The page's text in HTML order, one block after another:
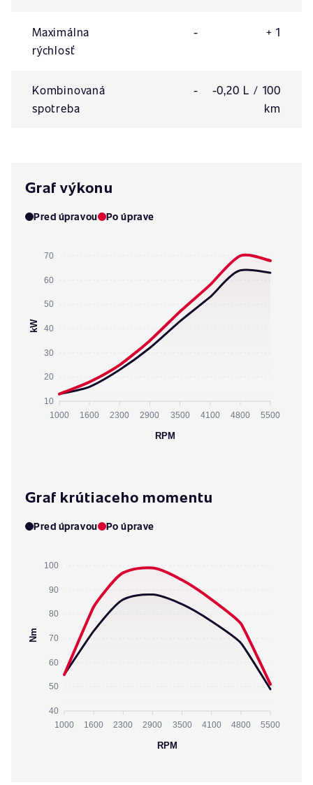
Maximálna
rýchlosť
- + 1
Kombinovaná
spotreba
-
-0,20 L / 100
km
Graf výkonu
Pred úpravou Po úprave
70
60
50
40
30
20
10
kW
1000 1600 2300 2900 3500 4100 4800 5500
RPM
Graf krútiaceho momentu
Pred úpravou Po úprave
100
90
80
70
60
50
40
Nm
1000 1600 2300 2900 3500 4100 4800 5500
RPM